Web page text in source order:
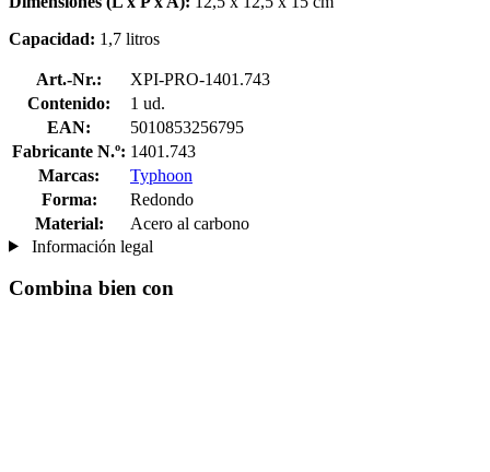
Capacidad: 1,7 litros
Art.-Nr.:
XPI-PRO-1401.743
Contenido:
1 ud.
EAN:
5010853256795
Fabricante N.º: 1401.743
Marcas:
Typhoon
Forma:
Redondo
Material:
Acero al carbono
Información legal
Combina bien con